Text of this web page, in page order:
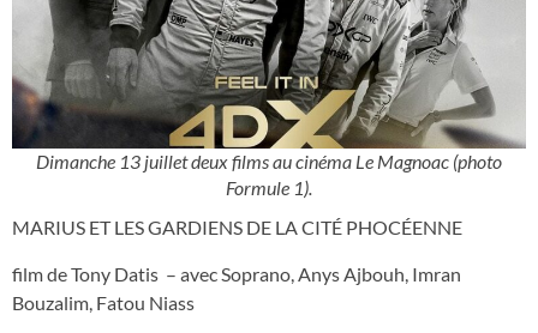
Dimanche 13 juillet deux films au cinéma Le Magnoac (photo
Formule 1).
MARIUS ET LES GARDIENS DE LA CITÉ PHOCÉENNE
film de Tony Datis – avec Soprano, Anys Ajbouh, Imran
Bouzalim, Fatou Niass